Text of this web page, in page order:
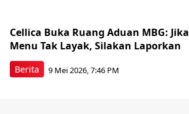
Berita
Cellica Buka Ruang Aduan MBG: Jika
Menu Tak Layak, Silakan Laporkan
9 Mei 2026, 7:46 PM